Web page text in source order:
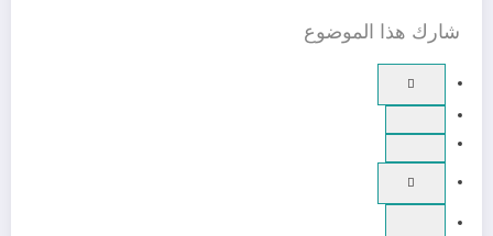
شارك هذا الموضوع